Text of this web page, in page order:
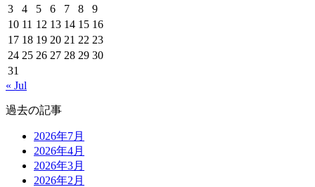
3
4 5 6 7 8
9
10 11 12 13 14 15 16
17 18 19 20 21 22 23
24 25 26 27 28 29 30
31
« Jul
過去の記事
2026年7月
2026年4月
2026年3月
2026年2月